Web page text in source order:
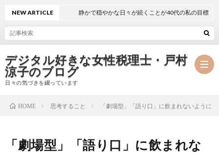
デジタル好きな女性税理士・戸村
涼子のブログ
日々の気づきを綴っています
NEW ARTICLE 静かで穏やかな日々が続くことが40代の私の目標
HOME 思考すること 「劇場型」「語り口」に飲まれないように
「劇場型」「語り口」に飲まれな